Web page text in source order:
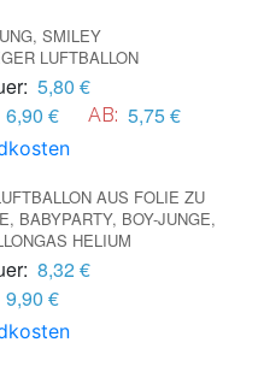
SMILEY
LUFTBALLON
5,80 €
6,90 € AB: 5,75 €
AUS FOLIE ZU
BABYPARTY, BOY-JUNGE,
HELIUM
8,32 €
9,90 €